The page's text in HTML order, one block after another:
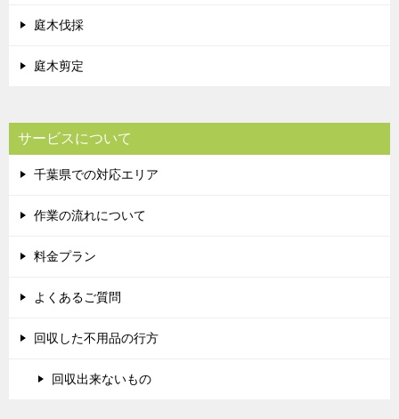
庭木伐採
庭木剪定
サービスについて
千葉県での対応エリア
作業の流れについて
料金プラン
よくあるご質問
回収した不用品の行方
回収出来ないもの